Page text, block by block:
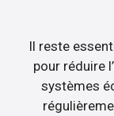
Il reste
pour réduire
systèmes